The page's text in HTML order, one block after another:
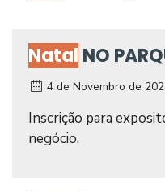
Natal NO
4 de Novembro de
Inscrição para
negócio.